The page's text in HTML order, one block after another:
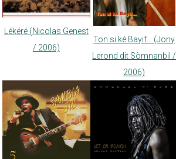
Lékéré (Nicolas Genest
/ 2006)
Ton si ké Bayif... (Jony
Lerond dit Sòmnanbil /
2006)